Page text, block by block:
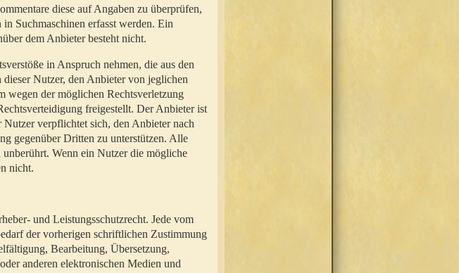
diese auf Angaben zu überprüfen,
Suchmaschinen erfasst werden. Ein
dem Anbieter besteht nicht.
in Anspruch nehmen, die aus den
Nutzer, den Anbieter von jeglichen
wegen der möglichen Rechtsverletzung
freigestellt. Der Anbieter ist
verpflichtet sich, den Anbieter nach
gegenüber Dritten zu unterstützen. Alle
unberührt. Wenn ein Nutzer die mögliche
nicht.
und Leistungsschutzrecht. Jede vom
der vorherigen schriftlichen Zustimmung
Bearbeitung, Übersetzung,
anderen elektronischen Medien und